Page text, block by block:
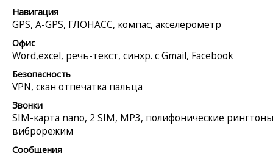
Навигация
GPS, A-GPS, ГЛОНАСС, компас, акселерометр
Офис
Word,excel, речь-текст, синхр. с Gmail, Facebook
Безопасность
VPN, скан отпечатка пальца
Звонки
SIM-карта nano, 2 SIM, MP3, полифонические
виброрежим
Сообщения